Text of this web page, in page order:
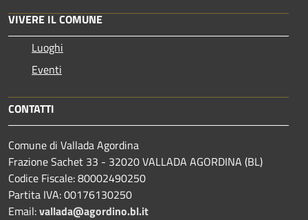
VIVERE IL COMUNE
Luoghi
Eventi
CONTATTI
Comune di Vallada Agordina
Frazione Sachet 33 - 32020 VALLADA AGORDINA (BL)
Codice Fiscale: 80002490250
Partita IVA: 00176130250
Email:vallada@agordino.bl.it